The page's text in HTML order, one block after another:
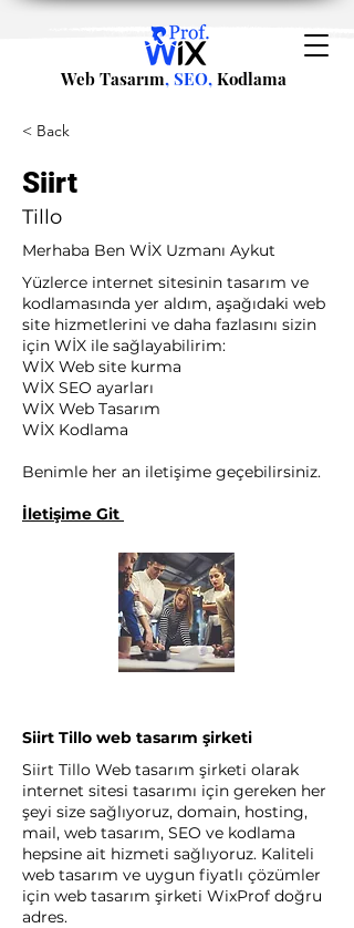
Web Tasarım, SEO, Kodlama
< Back
Siirt
Tillo
Merhaba Ben WİX Uzmanı Aykut
Yüzlerce internet sitesinin tasarım ve
kodlamasında yer aldım, aşağıdaki web
site hizmetlerini ve daha fazlasını sizin
için WİX ile sağlayabilirim:​ ​
WİX Web site kurma
WİX SEO ayarları
WİX Web Tasarım
WİX Kodlama ​
Benimle her an iletişime geçebilirsiniz.
İletişime Git
Siirt Tillo web tasarım şirketi
Siirt Tillo Web tasarım şirketi olarak
internet sitesi tasarımı için gereken her
şeyi size sağlıyoruz, domain, hosting,
mail, web tasarım, SEO ve kodlama
hepsine ait hizmeti sağlıyoruz. Kaliteli
web tasarım ve uygun fiyatlı çözümler
için web tasarım şirketi WixProf doğru
adres.